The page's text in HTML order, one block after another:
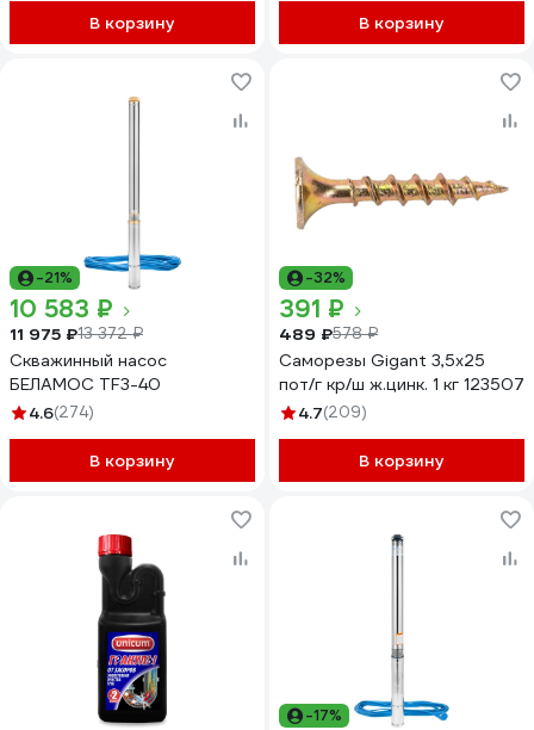
В корзину В корзину
-21%
10 583 ₽
11 975 ₽13 372 ₽
Скважинный насос
БЕЛАМОС TF3-40
4.6(274)
В корзину
-32%
391 ₽
489 ₽578 ₽
Саморезы Gigant 3,5x25
пот/г кр/ш ж.цинк. 1 кг 123507
4.7(209)
В корзину
-17%